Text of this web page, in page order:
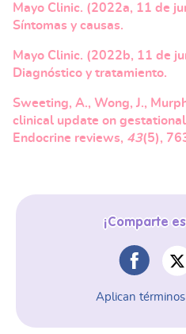
Mayo Clinic. (2022a, 11 de
Síntomas y causas.
Mayo Clinic. (2022b, 11 de
Diagnóstico y tratamiento.
Sweeting, A., Wong, J.,
clinical update on
Endocrine reviews, 43(5),
¡Comparte
Aplican